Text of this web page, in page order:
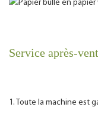
Service après-
1. Toute la machine est